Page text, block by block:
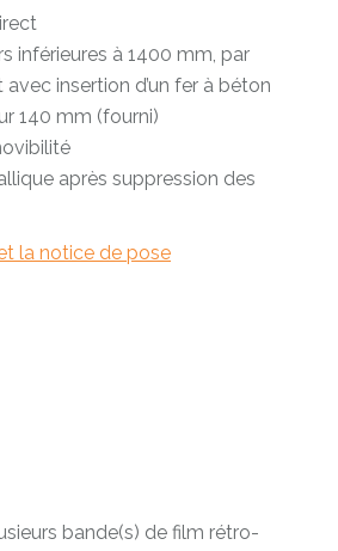
inférieures à 1400 mm, par
insertion d’un fer à béton
140 mm (fourni)
après suppression des
la notice de pose
bande(s) de film rétro-